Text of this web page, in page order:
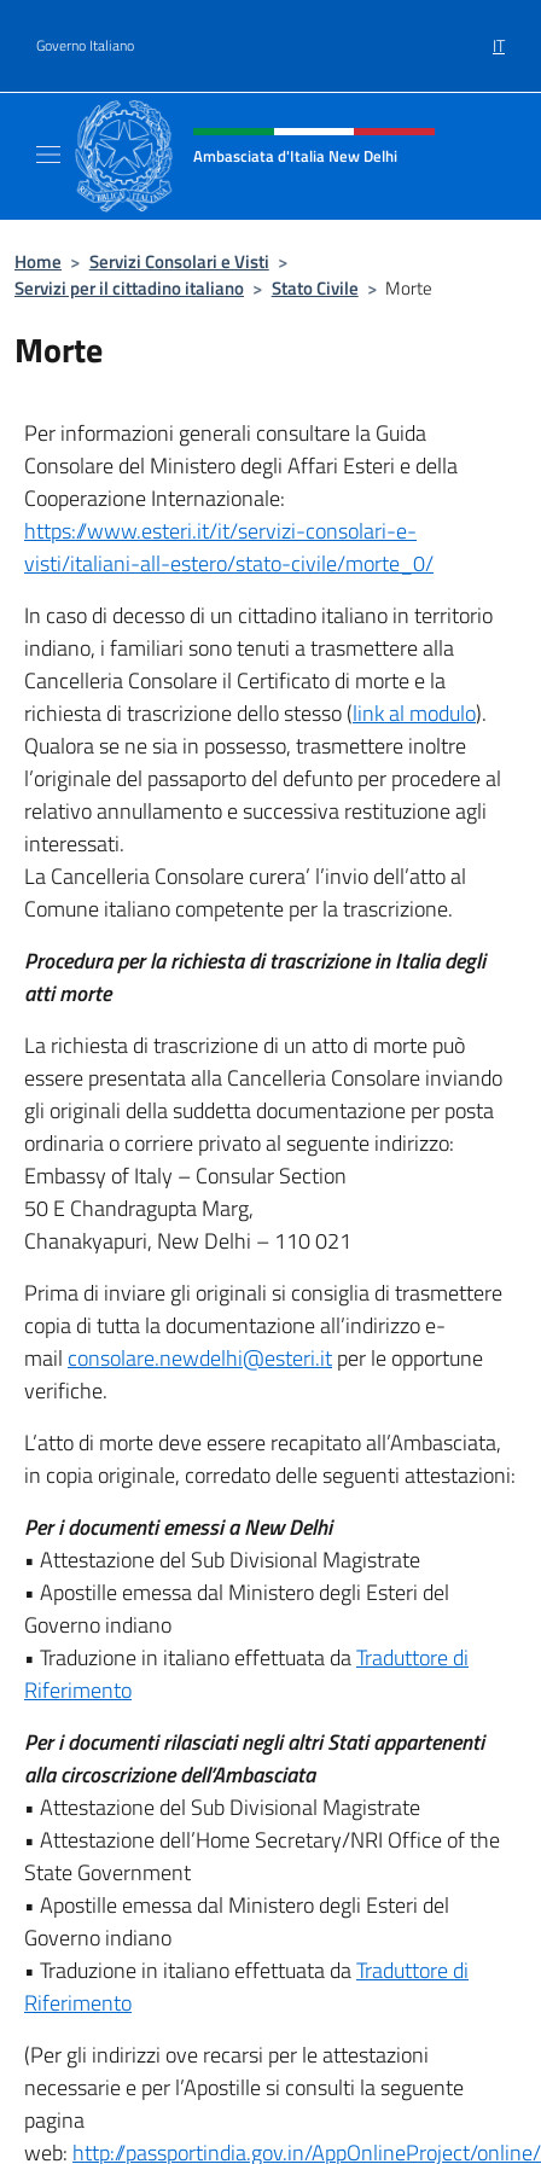
Governo Italiano IT
Intestazione sito, social e menù
Ambasciata d'Italia New Delhi
Home > Servizi Consolari e Visti >
Servizi per il cittadino italiano > Stato Civile > Morte
Morte
Per informazioni generali consultare la Guida
Consolare del Ministero degli Affari Esteri e della
Cooperazione Internazionale:
https://www.esteri.it/it/servizi-consolari-e-
visti/italiani-all-estero/stato-civile/morte_0/
In caso di decesso di un cittadino italiano in territorio
indiano, i familiari sono tenuti a trasmettere alla
Cancelleria Consolare il Certificato di morte e la
richiesta di trascrizione dello stesso (link al modulo).
Qualora se ne sia in possesso, trasmettere inoltre
l’originale del passaporto del defunto per procedere al
relativo annullamento e successiva restituzione agli
interessati.
La Cancelleria Consolare curera’ l’invio dell’atto al
Comune italiano competente per la trascrizione.
Procedura per la richiesta di trascrizione in Italia degli
atti morte
La richiesta di trascrizione di un atto di morte può
essere presentata alla Cancelleria Consolare inviando
gli originali della suddetta documentazione per posta
ordinaria o corriere privato al seguente indirizzo:
Embassy of Italy – Consular Section
50 E Chandragupta Marg,
Chanakyapuri, New Delhi – 110 021
Prima di inviare gli originali si consiglia di trasmettere
copia di tutta la documentazione all’indirizzo e-
mail consolare.newdelhi@esteri.itper le opportune
verifiche.
L’atto di morte deve essere recapitato all’Ambasciata,
in copia originale, corredato delle seguenti attestazioni:
Per i documenti emessi a New Delhi
• Attestazione del Sub Divisional Magistrate
• Apostille emessa dal Ministero degli Esteri del
Governo indiano
• Traduzione in italiano effettuata daTraduttore di
Riferimento
Per i documenti rilasciati negli altri Stati appartenenti
alla circoscrizione dell’Ambasciata
• Attestazione del Sub Divisional Magistrate
• Attestazione dell’Home Secretary/NRI Office of the
State Government
• Apostille emessa dal Ministero degli Esteri del
Governo indiano
• Traduzione in italiano effettuata daTraduttore di
Riferimento
(Per gli indirizzi ove recarsi per le attestazioni
necessarie e per l’Apostille si consulti la seguente
pagina
web: http://passportindia.gov.in/AppOnlineProject/